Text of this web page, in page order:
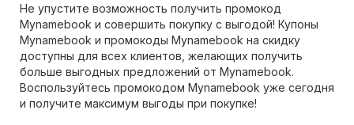
Не упустите возможность получить промокод
Mynamebook и совершить покупку с выгодой! Купоны
Mynamebook и промокоды Mynamebook на скидку
доступны для всех клиентов, желающих получить
больше выгодных предложений от Mynamebook.
Воспользуйтесь промокодом Mynamebook уже сегодня
и получите максимум выгоды при покупке!